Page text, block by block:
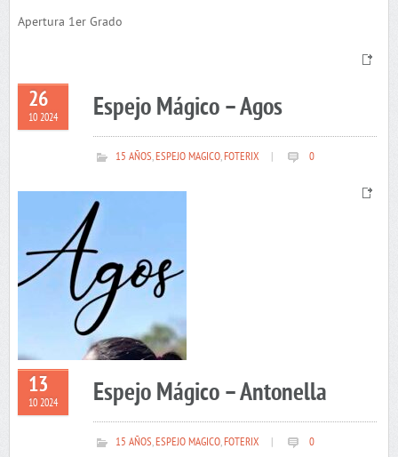
Apertura 1er Grado
26
10 2024 Espejo Mágico – Agos
15 AÑOS,ESPEJO MAGICO,FOTERIX 0
13
10 2024 Espejo Mágico – Antonella
15 AÑOS,ESPEJO MAGICO,FOTERIX 0